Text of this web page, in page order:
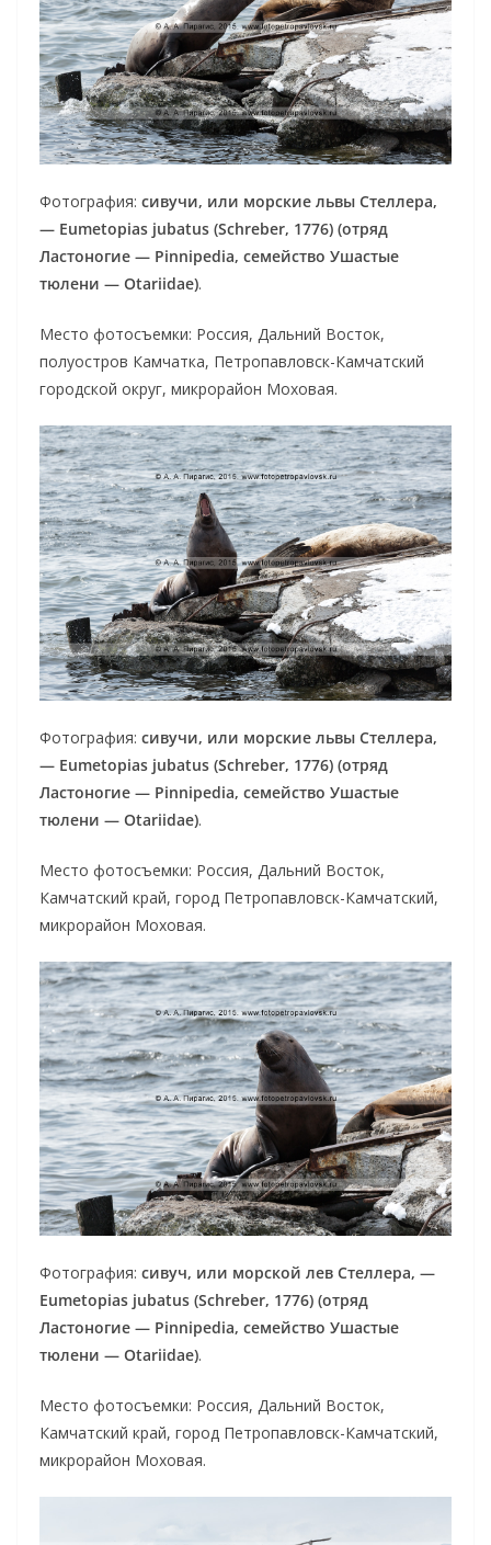
Фотография: сивучи, или морские львы Стеллера,
— Eumetopias jubatus (Schreber, 1776) (отряд
Ластоногие — Pinnipedia, семейство Ушастые
тюлени — Otariidae).
Место фотосъемки: Россия, Дальний Восток,
полуостров Камчатка, Петропавловск-Камчатский
городской округ, микрорайон Моховая.
Фотография: сивучи, или морские львы Стеллера,
— Eumetopias jubatus (Schreber, 1776) (отряд
Ластоногие — Pinnipedia, семейство Ушастые
тюлени — Otariidae).
Место фотосъемки: Россия, Дальний Восток,
Камчатский край, город Петропавловск-Камчатский,
микрорайон Моховая.
Фотография: сивуч, или морской лев Стеллера, —
Eumetopias jubatus (Schreber, 1776) (отряд
Ластоногие — Pinnipedia, семейство Ушастые
тюлени — Otariidae).
Место фотосъемки: Россия, Дальний Восток,
Камчатский край, город Петропавловск-Камчатский,
микрорайон Моховая.